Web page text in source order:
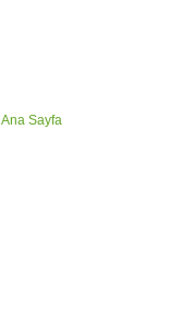
Ana Sayfa